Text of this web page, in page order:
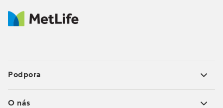
Podpora
O nás